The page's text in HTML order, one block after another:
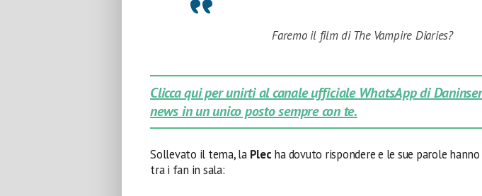
Faremo il film di The Vampire Diaries?
Clicca qui per unirti al canale ufficiale WhatsApp di
news in un unico posto sempre con te.
Sollevato il tema, la Plec ha dovuto rispondere e le sue parole
tra i fan in sala: